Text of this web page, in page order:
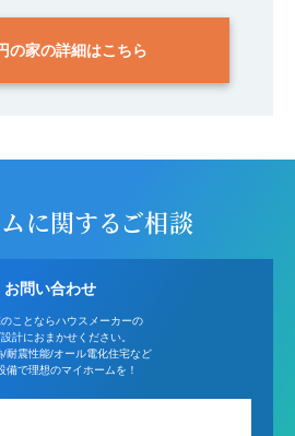
の家の詳細はこちら
に関するご相談
お問い合わせ
ことならハウスメーカーの
計におまかせください。
/耐震性能/オール電化住宅など
備で理想のマイホームを！